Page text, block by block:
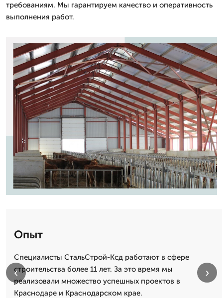
требованиям. Мы гарантируем качество и оперативность
выполнения работ.
Опыт
Специалисты СтальСтрой-Ксд работают в сфере
строительства более 11 лет. За это время мы
реализовали множество успешных проектов в
Краснодаре и Краснодарском крае.
‹ ›